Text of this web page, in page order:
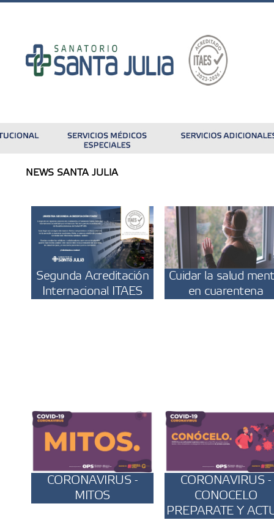
NEWS SANTA JULIA
Segunda Acreditación
Internacional ITAES
Cuidar la salud
en cuarentena
CORONAVIRUS -
MITOS
CORONAVIRUS -
CONOCELO
PREPARATE Y